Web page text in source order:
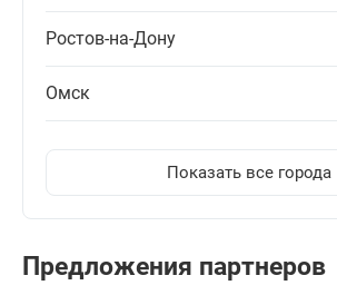
Ростов-на-Дону
Омск
Показать все города
Предложения партнеров